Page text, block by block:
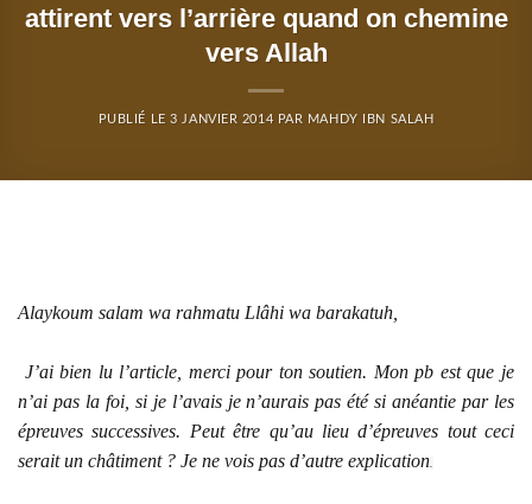
attirent vers l’arrière quand on chemine
vers Allah
PUBLIÉ LE3 JANVIER 2014 PAR MAHDY IBN SALAH
Alaykoum salam wa rahmatu Llâhi wa barakatuh,
J’ai bien lu l’article, merci pour ton soutien. Mon pb est que je
n’ai pas la foi, si je l’avais je n’aurais pas été si anéantie par les
épreuves successives. Peut être qu’au lieu d’épreuves tout ceci
serait un châtiment ? Je ne vois pas d’autre explication